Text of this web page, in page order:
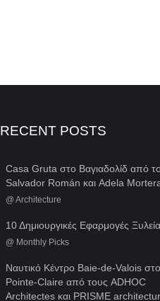
RECENT POSTS
Casa Gruta στο Βαγιαδολίδ από
Salvador Román και Adela
@ Architecture
10 Δημιουργικές Εφαρμογές
@ Monthly Picks
Ναυτικό Κέντρο Baie-de-Valois στο
Pointe-Claire από τους ADHOC
Architectes και PRISME